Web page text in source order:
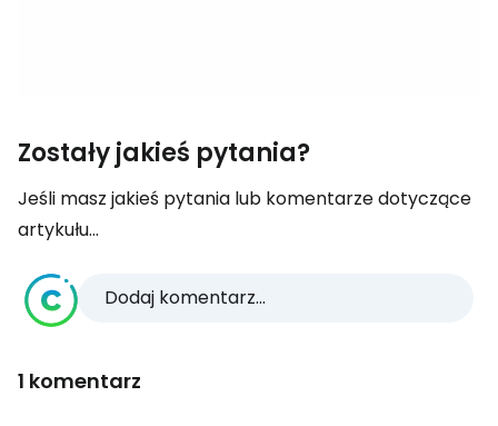
Zostały jakieś pytania?
Jeśli masz jakieś pytania lub komentarze dotyczące
artykułu...
Dodaj komentarz...
1 komentarz